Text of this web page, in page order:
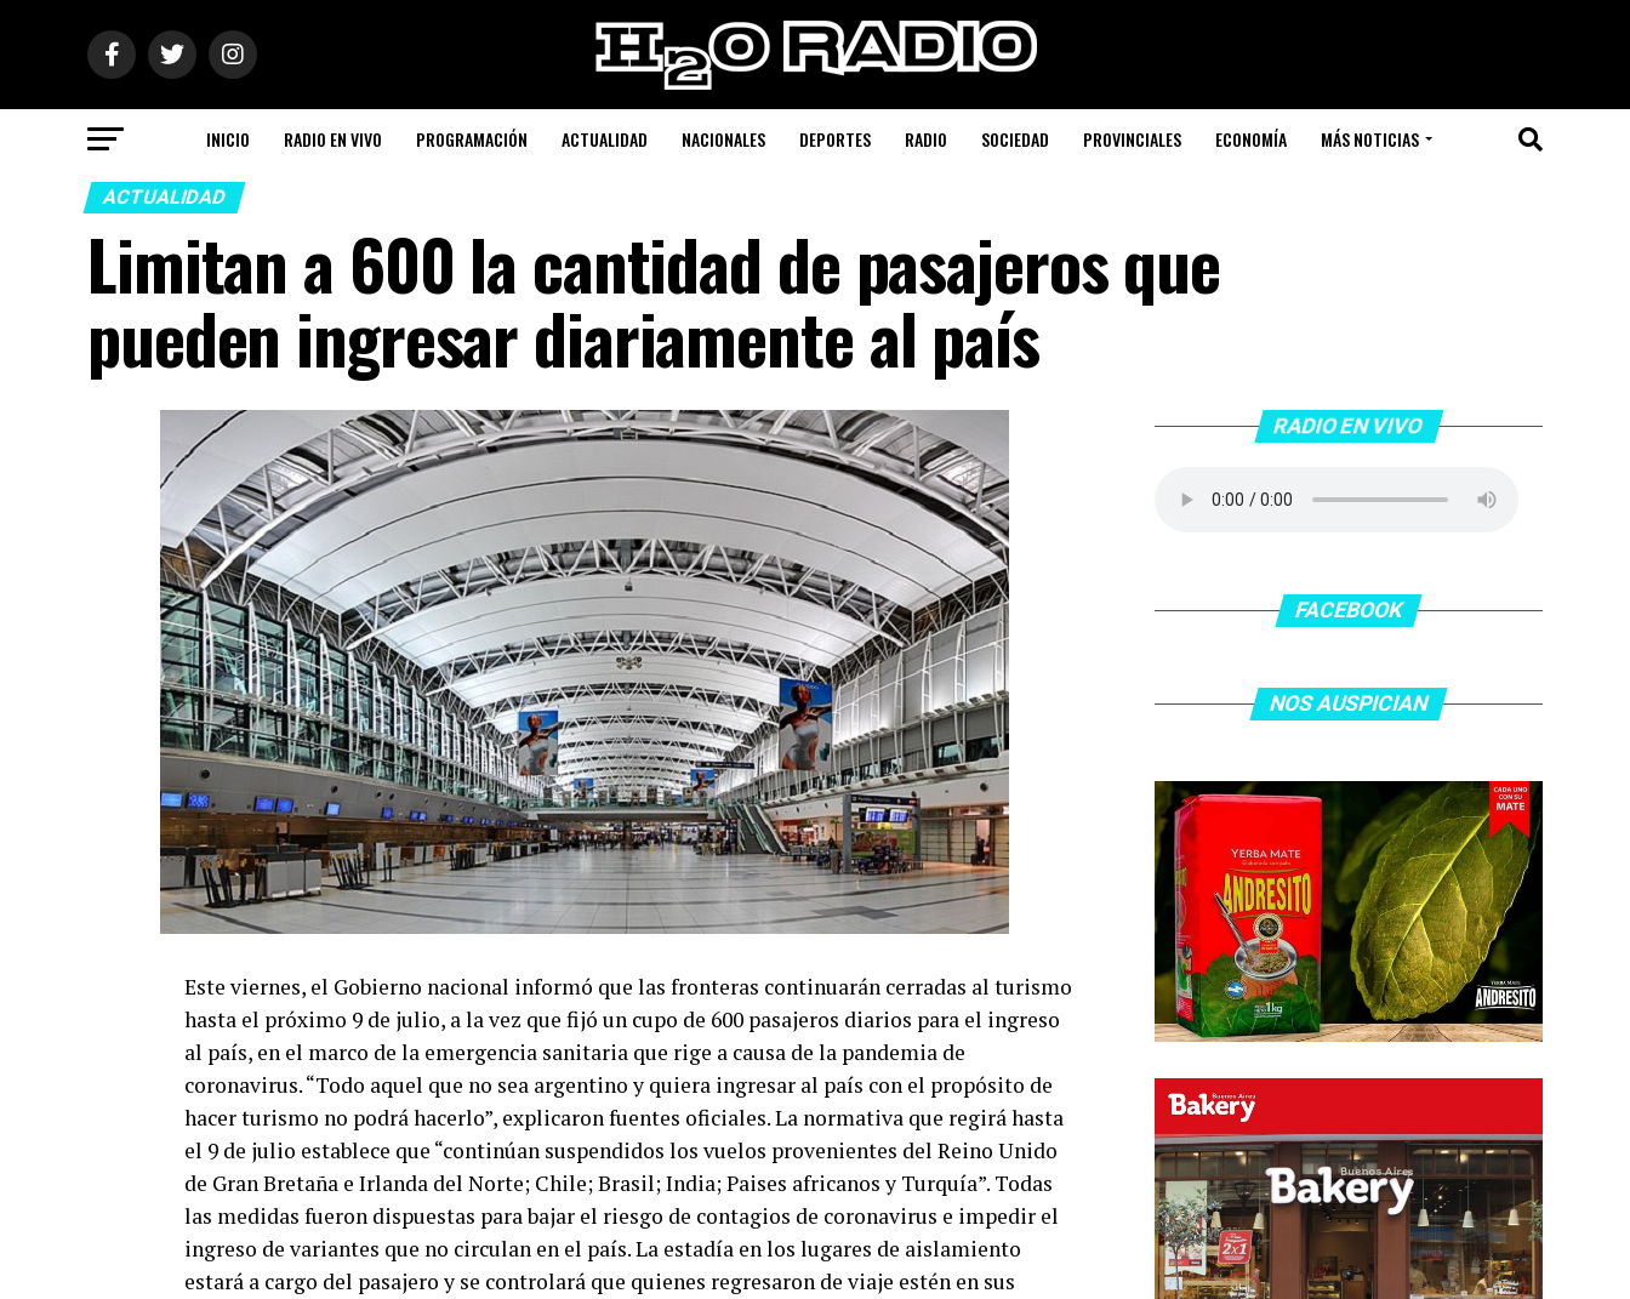
INICIO RADIO EN VIVO PROGRAMACIÓN ACTUALIDAD NACIONALES DEPORTES RADIO SOCIEDAD PROVINCIALES ECONOMÍA MÁS NOTICIAS
ACTUALIDAD
Limitan a 600 la cantidad de pasajeros que
pueden ingresar diariamente al país
Este viernes, el Gobierno nacional informó que las fronteras continuarán cerradas al turismo
hasta el próximo 9 de julio, a la vez que fijó un cupo de 600 pasajeros diarios para el ingreso
al país, en el marco de la emergencia sanitaria que rige a causa de la pandemia de
coronavirus. “Todo aquel que no sea argentino y quiera ingresar al país con el propósito de
hacer turismo no podrá hacerlo”, explicaron fuentes oficiales. La normativa que regirá hasta
el 9 de julio establece que “continúan suspendidos los vuelos provenientes del Reino Unido
de Gran Bretaña e Irlanda del Norte; Chile; Brasil; India; Paises africanos y Turquía”. Todas
las medidas fueron dispuestas para bajar el riesgo de contagios de coronavirus e impedir el
ingreso de variantes que no circulan en el país. La estadía en los lugares de aislamiento
estará a cargo del pasajero y se controlará que quienes regresaron de viaje estén en sus
RADIO EN VIVO
FACEBOOK
NOS AUSPICIAN